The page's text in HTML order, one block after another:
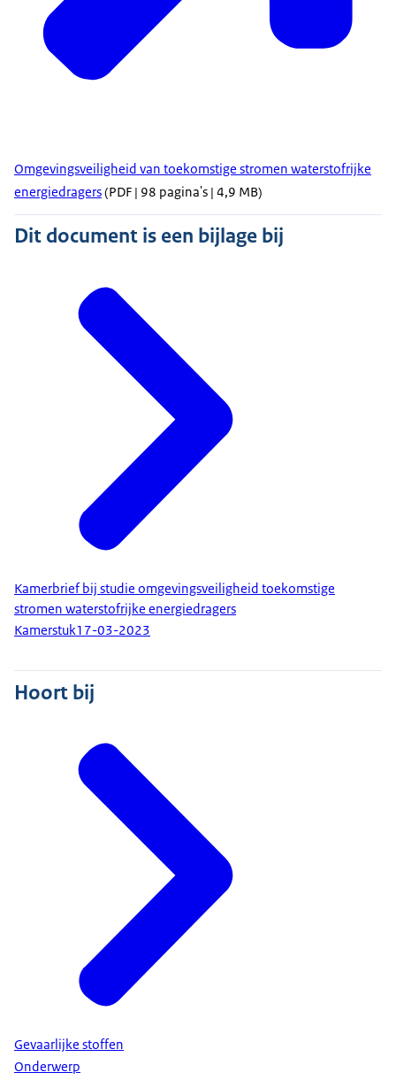
Omgevingsveiligheid van toekomstige stromen waterstofrijke
energiedragers(PDF | 98 pagina's | 4,9 MB)
Dit document is een bijlage bij
Kamerbrief bij studie omgevingsveiligheid toekomstige
stromen waterstofrijke energiedragers
Kamerstuk17-03-2023
Hoort bij
Gevaarlijke stoffen
Onderwerp